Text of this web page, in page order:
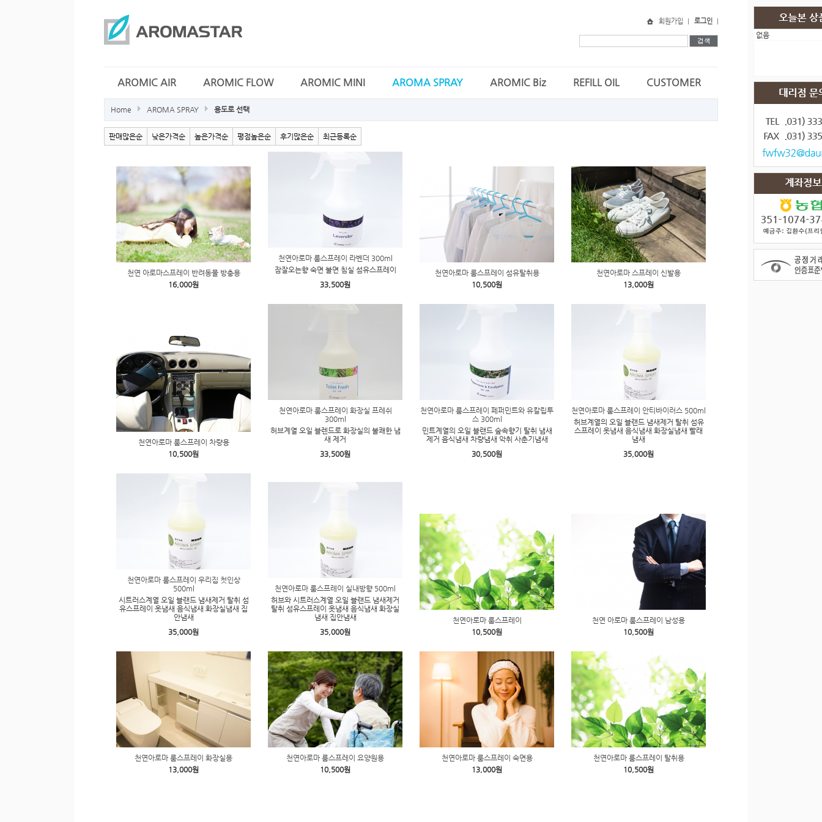
회원가입 로그인
AROMIC AIR AROMIC FLOW AROMIC MINI AROMA SPRAY AROMIC Biz REFILL OIL CUSTOMER
없음
Home AROMA SPRAY 용도로 선택
판매많은순 낮은가격순 높은가격순 평점높은순 후기많은순 최근등록순
천연 아로마스프레이 반려동물 방충용
16,000원
천연아로마 룸스프레이 라벤더 300ml
잠잘오는향 숙면 불면 침실 섬유스프레이
33,500원
천연아로마 룸스프레이 섬유탈취용
10,500원
천연아로마 스프레이 신발용
13,000원
천연아로마 룸스프레이 차량용
10,500원
천연아로마 룸스프레이 화장실 프레쉬
300ml
허브계열 오일 블렌드로 화장실의 불쾌한 냄
새 제거
33,500원
천연아로마 룸스프레이 페퍼민트와 유칼립투
스 300ml
민트계열의 오일 블랜드 숲속향기 탈취 냄새
제거 음식냄새 차량냄새 악취 사춘기냄새
30,500원
천연아로마 룸스프레이 안티바이러스 500ml
허브계열의 오일 블랜드 냄새제거 탈취 섬유
스프레이 옷냄새 음식냄새 화장실냄새 빨래
냄새
35,000원
천연아로마 룸스프레이 우리집 첫인상
500ml
시트러스계열 오일 블랜드 냄새제거 탈취 섬
유스프레이 옷냄새 음식냄새 화장실냄새 집
안냄새
35,000원
천연아로마 룸스프레이 실내방향 500ml
허브와 시트러스계열 오일 블랜드 냄새제거
탈취 섬유스프레이 옷냄새 음식냄새 화장실
냄새 집안냄새
35,000원
천연아로마 룸스프레이
10,500원
천연 아로마 룸스프레이 남성용
10,500원
천연아로마 룸스프레이 화장실용
13,000원
천연아로마 룸스프레이 요양원용
10,500원
천연아로마 룸스프레이 숙면용
13,000원
천연아로마 룸스프레이 탈취용
10,500원